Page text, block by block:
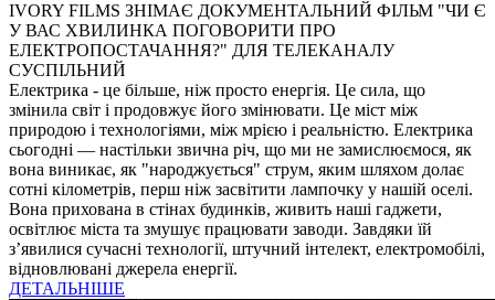
IVORY FILMS ЗНІМАЄ ДОКУМЕНТАЛЬНИЙ ФІЛЬМ "ЧИ Є
У ВАС ХВИЛИНКА ПОГОВОРИТИ ПРО
ЕЛЕКТРОПОСТАЧАННЯ?" ДЛЯ ТЕЛЕКАНАЛУ
СУСПІЛЬНИЙ
Електрика - це більше, ніж просто енергія. Це сила, що
змінила світ і продовжує його змінювати. Це міст між
природою і технологіями, між мрією і реальністю. Електрика
сьогодні — настільки звична річ, що ми не замислюємося, як
вона виникає, як "народжується" струм, яким шляхом долає
сотні кілометрів, перш ніж засвітити лампочку у нашій оселі.
Вона прихована в стінах будинків, живить наші гаджети,
освітлює міста та змушує працювати заводи. Завдяки їй
з’явилися сучасні технології, штучний інтелект, електромобілі,
відновлювані джерела енергії.
ДЕТАЛЬНІШЕ